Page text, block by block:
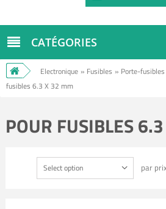
CATÉGORIES
Electronique » Fusibles » Porte-fusibles
fusibles 6.3 X 32 mm
POUR FUSIBLES
Select option par